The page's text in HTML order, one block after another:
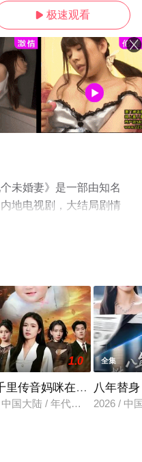
 极速观看
未婚妻》是一部由知名
地电视剧，大结局剧情
观看高清无删减完整版电
。
1.0
里传音妈咪在末世逆天改
国大陆 / 年代穿越
全集
八年替
2026 / 中